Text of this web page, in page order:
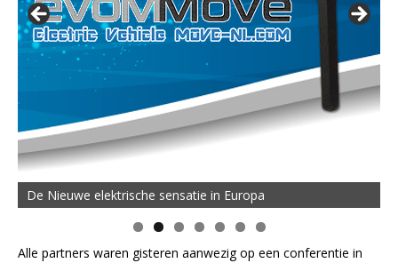
De Nieuwe elektrische sensatie in Europa
Alle partners waren gisteren aanwezig op een conferentie in